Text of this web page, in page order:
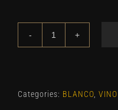
quantity
Categories: BLANCO VINO